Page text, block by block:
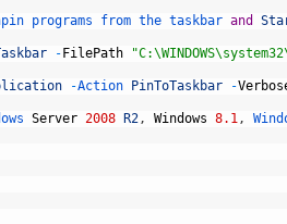
programs from the taskbar and
- FilePath
-Action PinToTaskbar -
Server 2008 R2, Windows 8.1,